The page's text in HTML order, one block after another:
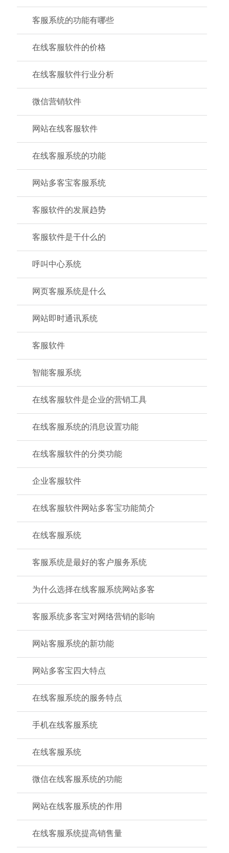
客服系统的功能有哪些
在线客服软件的价格
在线客服软件行业分析
微信营销软件
网站在线客服软件
在线客服系统的功能
网站多客宝客服系统
客服软件的发展趋势
客服软件是干什么的
呼叫中心系统
网页客服系统是什么
网站即时通讯系统
客服软件
智能客服系统
在线客服软件是企业的营销工具
在线客服系统的消息设置功能
在线客服软件的分类功能
企业客服软件
在线客服软件网站多客宝功能简介
在线客服系统
客服系统是最好的客户服务系统
为什么选择在线客服系统网站多客
客服系统多客宝对网络营销的影响
网站客服系统的新功能
网站多客宝四大特点
在线客服系统的服务特点
手机在线客服系统
在线客服系统
微信在线客服系统的功能
网站在线客服系统的作用
在线客服系统提高销售量